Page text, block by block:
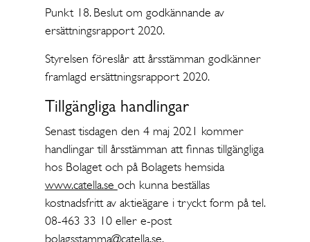
Punkt 18. Beslut om godkännande av
ersättningsrapport 2020.
Styrelsen föreslår att årsstämman godkänner
framlagd ersättningsrapport 2020.
Tillgängliga handlingar
Senast tisdagen den 4 maj 2021 kommer
handlingar till årsstämman att finnas tillgängliga
hos Bolaget och på Bolagets hemsida
www.catella.se och kunna beställas
kostnadsfritt av aktieägare i tryckt form på tel.
08-463 33 10 eller e-post
bolagsstamma@catella.se.